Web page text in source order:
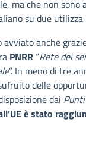
ma che non sono
su due utilizza
avviato anche
PNRR “Rete dei
”. In meno di tre
delle
dai
è stato